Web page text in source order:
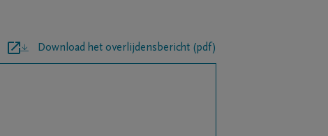
Download het overlijdensbericht (pdf)